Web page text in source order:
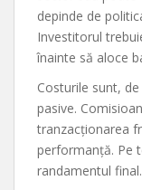
depinde de
Investitorul
înainte să aloce
Costurile sunt,
pasive.
tranzacționarea
performanță. Pe
randamentul final.